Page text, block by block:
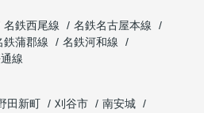
名鉄西尾線
名鉄名古屋本線
鉄蒲郡線
名鉄河和線
線
田新町 刈谷市
南安城